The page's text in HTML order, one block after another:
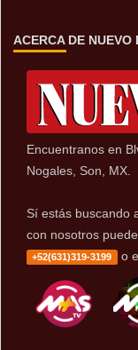
ACERCA DE NUEVO
Encuentranos en
Nogales, Son, MX.
Sí estás buscando
con nosotros
+52(631)319-3199 o